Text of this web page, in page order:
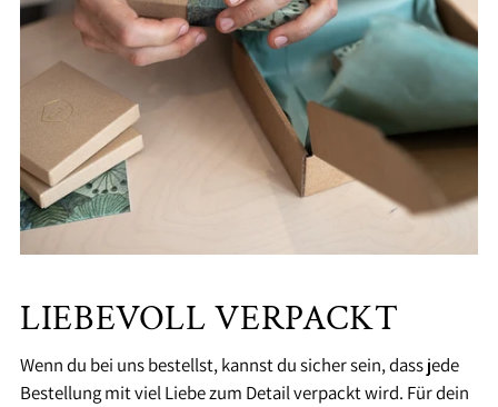
LIEBEVOLL VERPACKT
Wenn du bei uns bestellst, kannst du sicher sein, dass jede
Bestellung mit viel Liebe zum Detail verpackt wird. Für dein